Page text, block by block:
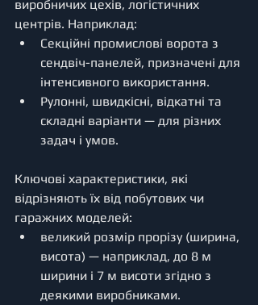
виробничих цехів, логістичних
центрів. Наприклад:
Секційні промислові ворота з
сендвіч-панелей, призначені для
інтенсивного використання.
Рулонні, швидкісні, відкатні та
складні варіанти — для різних
задач і умов.
Ключові характеристики, які
відрізняють їх від побутових чи
гаражних моделей:
великий розмір прорізу (ширина,
висота) — наприклад, до 8 м
ширини і 7 м висоти згідно з
деякими виробниками.